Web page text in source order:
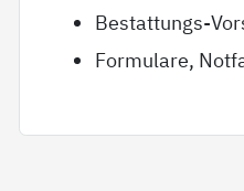
Bestattungs-
Formulare,